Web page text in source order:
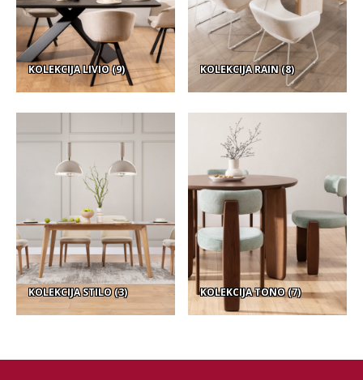
KOLEKCIJA LIVIO(9) KOLEKCIJA RAIN(8)
KOLEKCIJA STILO(3) KOLEKCIJA TONO(7)